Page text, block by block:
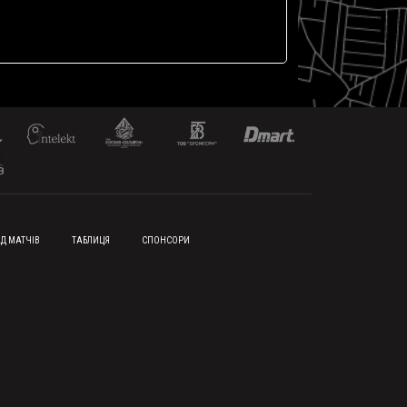
МАТЧІВ ТАБЛИЦЯ СПОНСОРИ